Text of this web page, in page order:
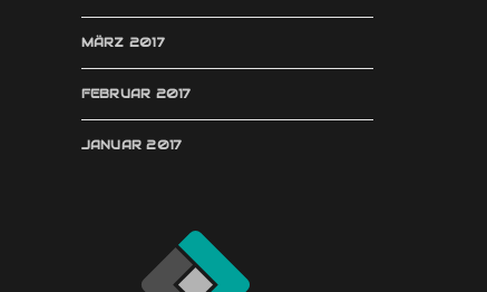
MÄRZ 2017
FEBRUAR 2017
JANUAR 2017